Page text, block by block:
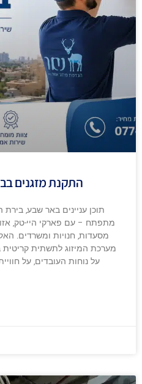
התקנת מזגנים
תוכן עניינים באר שבע,
מתפתח – עם פארקי היי-טק,
מסעדות, חנויות ומשרדים.
מערכת המיזוג לתשתית
על נוחות העובדים, על